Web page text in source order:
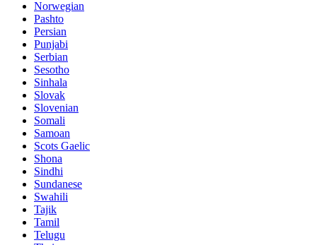
Norwegian
Pashto
Persian
Punjabi
Serbian
Sesotho
Sinhala
Slovak
Slovenian
Somali
Samoan
Scots Gaelic
Shona
Sindhi
Sundanese
Swahili
Tajik
Tamil
Telugu